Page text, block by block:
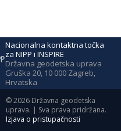
Nacionalna kontaktna točka
za NIPP i INSPIRE
Državna geodetska uprava
Gruška 20, 10 000 Zagreb,
Hrvatska
©2026 Državna geodetska
uprava. | Sva prava pridržana.
Izjava o pristupačnosti